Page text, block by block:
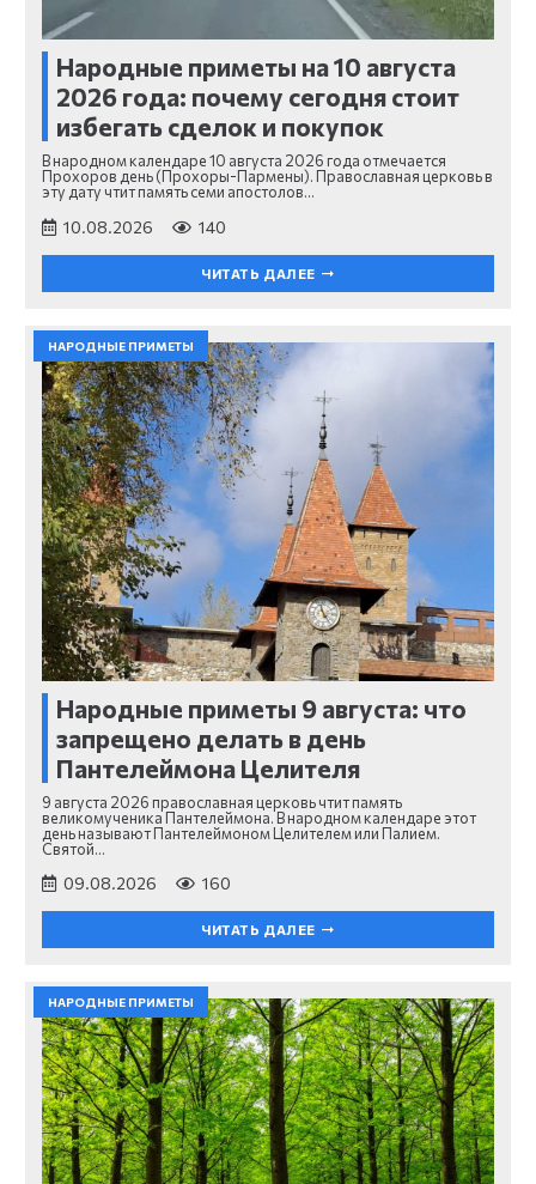
Народные приметы на 10 августа
2026 года: почему сегодня стоит
избегать сделок и покупок
В народном календаре 10 августа 2026 года отмечается
Прохоров день (Прохоры-Пармены). Православная церковь в
эту дату чтит память семи апостолов…
10.08.2026 140
ЧИТАТЬ ДАЛЕЕ
НАРОДНЫЕ ПРИМЕТЫ
Народные приметы 9 августа: что
запрещено делать в день
Пантелеймона Целителя
9 августа 2026 православная церковь чтит память
великомученика Пантелеймона. В народном календаре этот
день называют Пантелеймоном Целителем или Палием.
Святой…
09.08.2026 160
ЧИТАТЬ ДАЛЕЕ
НАРОДНЫЕ ПРИМЕТЫ